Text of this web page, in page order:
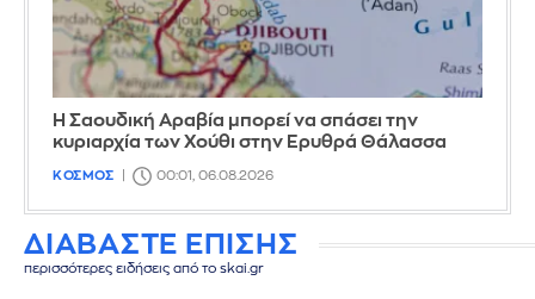
Η Σαουδική Αραβία μπορεί να σπάσει την
κυριαρχία των Χούθι στην Ερυθρά Θάλασσα
ΚΟΣΜΟΣ 00:01, 06.08.2026
ΔΙΑΒΑΣΤΕ ΕΠΙΣΗΣ
περισσότερες ειδήσεις από το skai.gr